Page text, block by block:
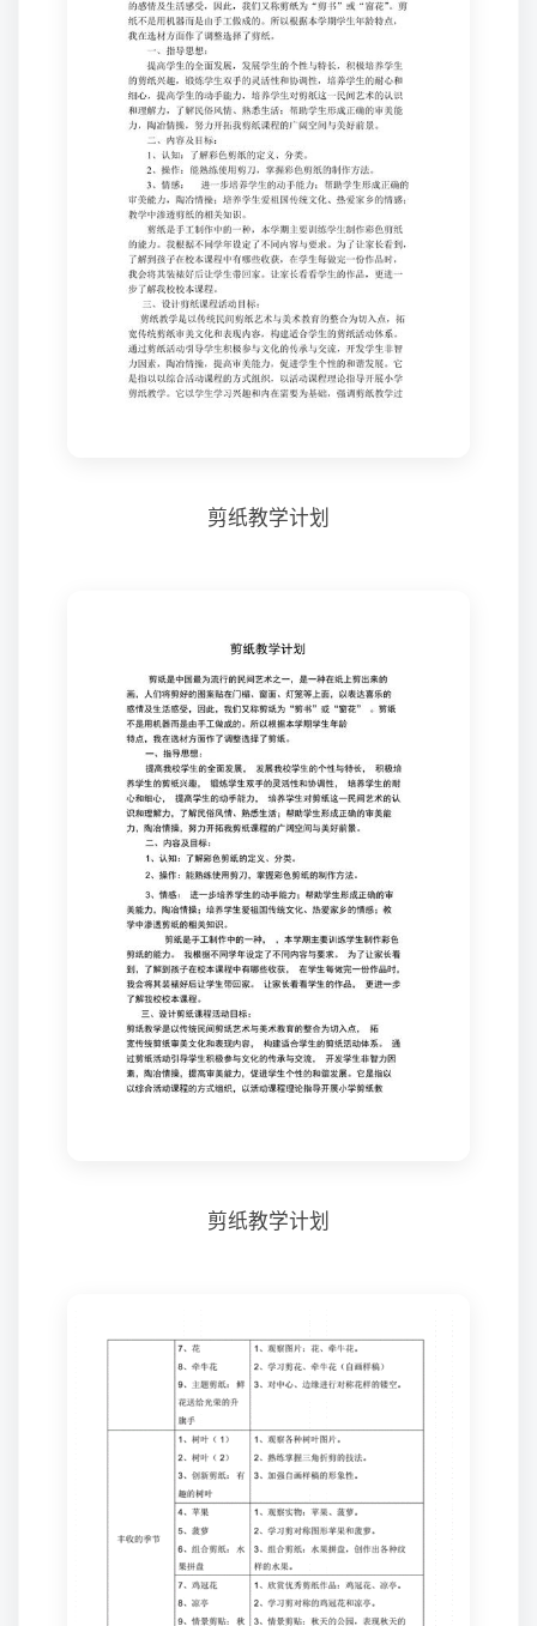
剪纸教学计划
剪纸教学计划